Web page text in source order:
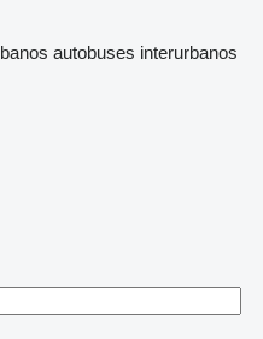
autobuses interurbanos